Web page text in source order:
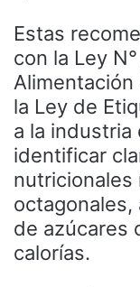
Estas
con la Ley
Alimentación
la Ley de
a la
identificar
nutricionales
de azúcares
calorías.